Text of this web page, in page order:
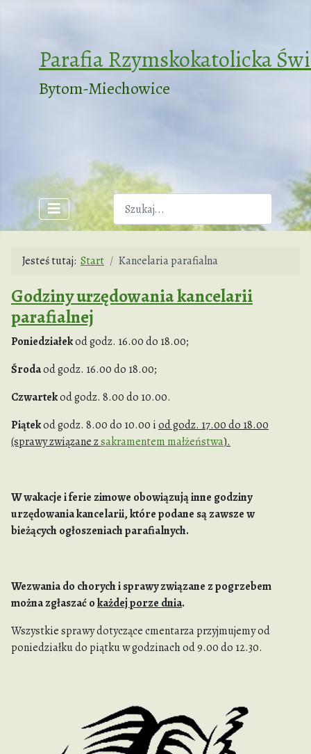
Parafia Rzymskokatolicka
Bytom-Miechowice
Szukaj
Jesteś tutaj: Start Kancelaria parafialna
Godziny urzędowania kancelarii
parafialnej
Poniedziałekod godz. 16.00 do 18.00;
Środaod godz. 16.00 do 18.00;
Czwartekod godz. 8.00 do 10.00.
Piątekod godz. 8.00 do 10.00 iod godz. 17.00 do 18.00
(sprawy związane zsakramentem małżeństwa).
W wakacje i ferie zimowe obowiązują inne godziny
urzędowania kancelarii, które podane są zawsze w
bieżących ogłoszeniach parafialnych.
Wezwania do chorych i sprawy związane z pogrzebem
można zgłaszać okażdej porze dnia.
Wszystkie sprawy dotyczące cmentarza przyjmujemy od
poniedziałku do piątku w godzinach od 9.00 do 12.30.